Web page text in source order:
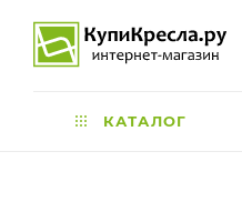
КАТАЛОГ